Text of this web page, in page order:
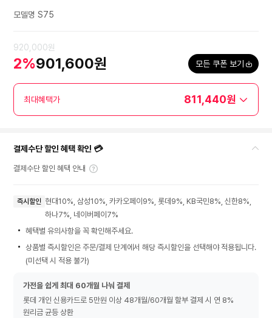
모델명 S75
920,000원
2%901,600원 모든 쿠폰 보기
최대혜택가 811,440원
결제수단 할인 혜택 확인 💳
결제수단 할인 혜택 안내
즉시할인 현대10%, 삼성10%, 카카오페이9%, 롯데9%, KB국민8%, 신한8%,
하나7%, 네이버페이7%
혜택별 유의사항을 꼭 확인해주세요.
상품별 즉시할인은 주문/결제 단계에서 해당 즉시할인을 선택해야 적용됩니다.
(미선택 시 적용 불가)
가전을 쉽게 최대 60개월 나눠 결제
롯데 개인 신용카드로 5만원 이상 48개월/60개월 할부 결제 시 연 8%
원리금 균등 상환